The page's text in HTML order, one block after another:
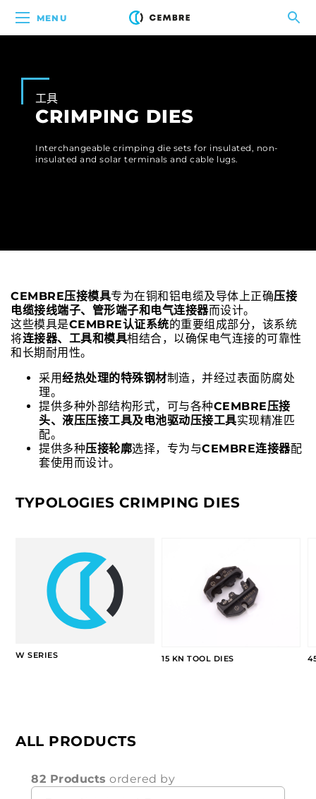
MENU
工具
CRIMPING DIES
Interchangeable crimping die sets for insulated, non-
insulated and solar terminals and cable lugs.
CEMBRE压接模具专为在铜和铝电缆及导体上正确压接
电缆接线端子、管形端子和电气连接器而设计。
这些模具是CEMBRE认证系统的重要组成部分，该系统
将连接器、工具和模具相结合，以确保电气连接的可靠性
和长期耐用性。
采用经热处理的特殊钢材制造，并经过表面防腐处
理。
提供多种外部结构形式，可与各种CEMBRE压接
头、液压压接工具及电池驱动压接工具实现精准匹
配。
提供多种压接轮廓选择，专为与CEMBRE连接器配
套使用而设计。
TYPOLOGIES CRIMPING DIES
W SERIES 15 KN TOOL DIES
ALL PRODUCTS
82 Products ordered by